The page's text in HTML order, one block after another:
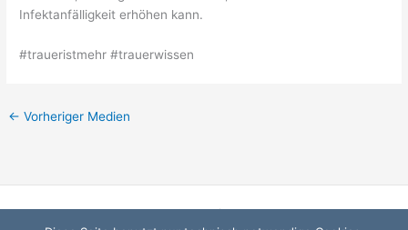
Infektanfälligkeit erhöhen kann.
#traueristmehr #trauerwissen
← Vorheriger Medien
Startseite